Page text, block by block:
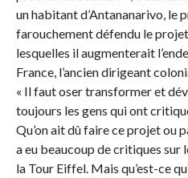
un habitant d’Antananarivo, le
farouchement défendu le
lesquelles il augmenterait
France, l’ancien dirigeant
« Il faut oser transformer et
toujours les gens qui ont
Qu’on ait dû faire ce projet ou
a eu beaucoup de critiques
la Tour Eiffel. Mais qu’est-ce